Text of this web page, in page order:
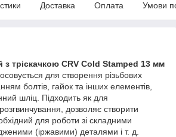
Доставка Оплата Умови
з тріскачкою CRV Cold Stamped 13 мм
для створення різьбових
болтів, гайок та інших елементів,
шліц. Підходить як для
дозволяє створити
для роботи зі складними
(іржавими) деталями і т. д.